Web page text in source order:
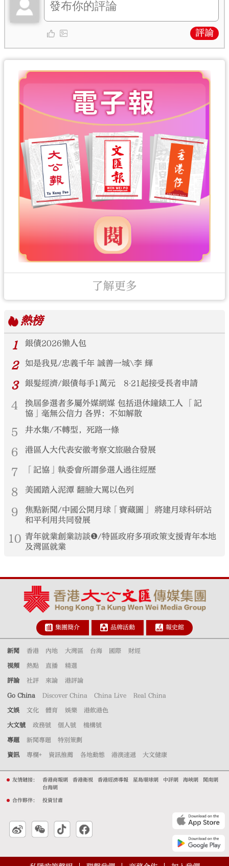
評論
了解更多
熱榜
1
銀債2026懶人包
2 如是我見/忠義千年 誠善一城\李 輝
3 銀髮經濟/銀債每手1萬元 8‧21起接受長者申請
4
換屆參選者多屬外媒網媒 包括退休鐘錶工人 「記
協」毫無公信力 各界：不如解散
5 井水集/不轉型，死路一條
6 港區人大代表安徽考察文旅融合發展
7 「記協」執委會所謂參選人過往經歷
8 美國踏入泥潭 翻臉大罵以色列
9
焦點新聞/中國公開月球「寶藏圖」 將建月球科研站
和平利用共同發展
10 青年就業創業訪談❶/特區政府多項政策支援青年本地
及灣區就業
集團簡介 品牌活動 報史館
新聞 香港 內地 大灣區 台海 國際 財經
視頻 熱點 直播 精選
評論 社評 來論 港評論
Go China Discover China China Live Real China
文娛 文化 體育 娛樂 港飲港色
大文號 政務號 個人號 機構號
專題 新聞專題 特別策劃
資訊 專欄+ 資訊推薦 各地動態 港澳速遞 大文健康
友情鏈接： 香港商報網 香港衛視 香港經濟導報 星島環球網 中評網 海峽網
閩南網
台海網
合作夥伴： 投資甘肅